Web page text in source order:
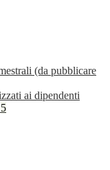
(da pubblicare
ai dipendenti
5